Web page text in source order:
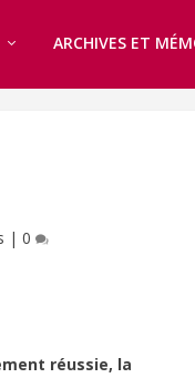
ARCHIVES ET
| 0
réussie, la